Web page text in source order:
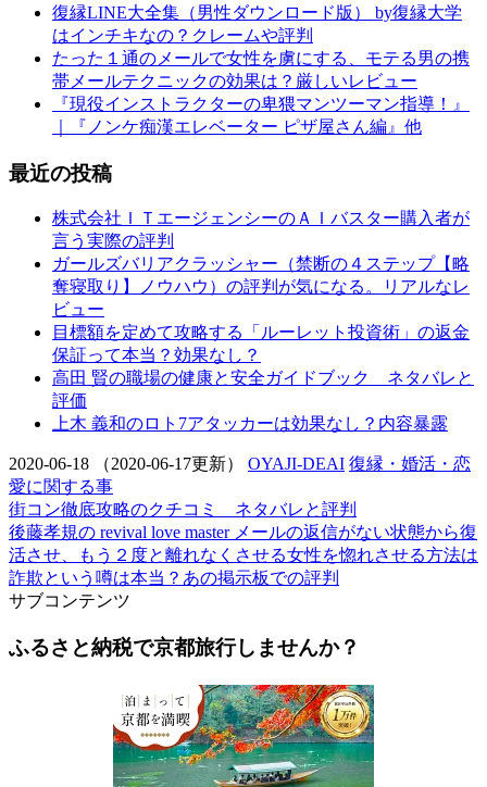
復縁LINE大全集（男性ダウンロード版） by復縁大学
はインチキなの？クレームや評判
たった１通のメールで女性を虜にする、モテる男の携
帯メールテクニックの効果は？厳しいレビュー
『現役インストラクターの卑猥マンツーマン指導！』
｜『ノンケ痴漢エレベーター ピザ屋さん編』他
最近の投稿
株式会社ＩＴエージェンシーのＡＩバスター購入者が
言う実際の評判
ガールズバリアクラッシャー（禁断の４ステップ【略
奪寝取り】ノウハウ）の評判が気になる。リアルなレ
ビュー
目標額を定めて攻略する「ルーレット投資術」の返金
保証って本当？効果なし？
高田 賢の職場の健康と安全ガイドブック ネタバレと
評価
上木 義和のロト7アタッカーは効果なし？内容暴露
2020-06-18 （2020-06-17更新） OYAJI-DEAI 復縁・婚活・恋
愛に関する事
街コン徹底攻略のクチコミ ネタバレと評判
後藤孝規の revival love master メールの返信がない状態から復
活させ、もう２度と離れなくさせる女性を惚れさせる方法は
詐欺という噂は本当？あの掲示板での評判
サブコンテンツ
ふるさと納税で京都旅行しませんか？